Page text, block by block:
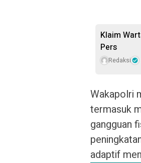
Klaim
Pers
Redaksi
Wakapolri
termasuk
gangguan
adaptif